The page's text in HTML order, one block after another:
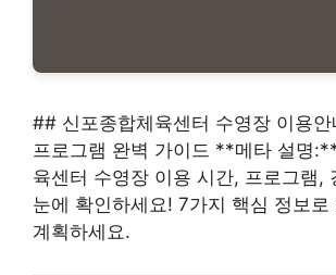
## 신포종합체육센터 수영장 이용
프로그램 완벽 가이드 **메타 설명
육센터 수영장 이용 시간, 프로그램,
눈에 확인하세요! 7가지 핵심 정보로
계획하세요.